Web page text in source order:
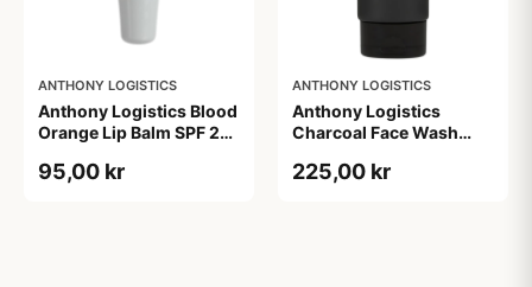
ANTHONY LOGISTICS
Anthony Logistics Blood
Orange Lip Balm SPF 25
95,00 kr
ANTHONY LOGISTICS
Anthony Logistics
Charcoal Face Wash
225,00 kr